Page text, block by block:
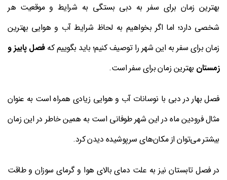
بهترین زمان برای سفر به دبی بستگی به شرایط و موقعیت هر
شخصی دارد؛ اما اگر بخواهیم به لحاظ شرایط آب و هوایی بهترین
زمان برای سفر به این شهر را توصیف کنیم؛ باید بگوییم که فصل پاییز و
زمستان بهترین زمان برای سفر است.
فصل بهار در دبی با نوسانات آب و هوایی زیادی همراه است به عنوان
مثال فرودین ماه در این شهر طوفانی است به همین خاطر در این زمان
بیشتر می‌توان از مکان‌های سرپوشیده دیدن کرد.
در فصل تابستان نیز به علت دمای بالای هوا و گرمای سوزان و طاقت